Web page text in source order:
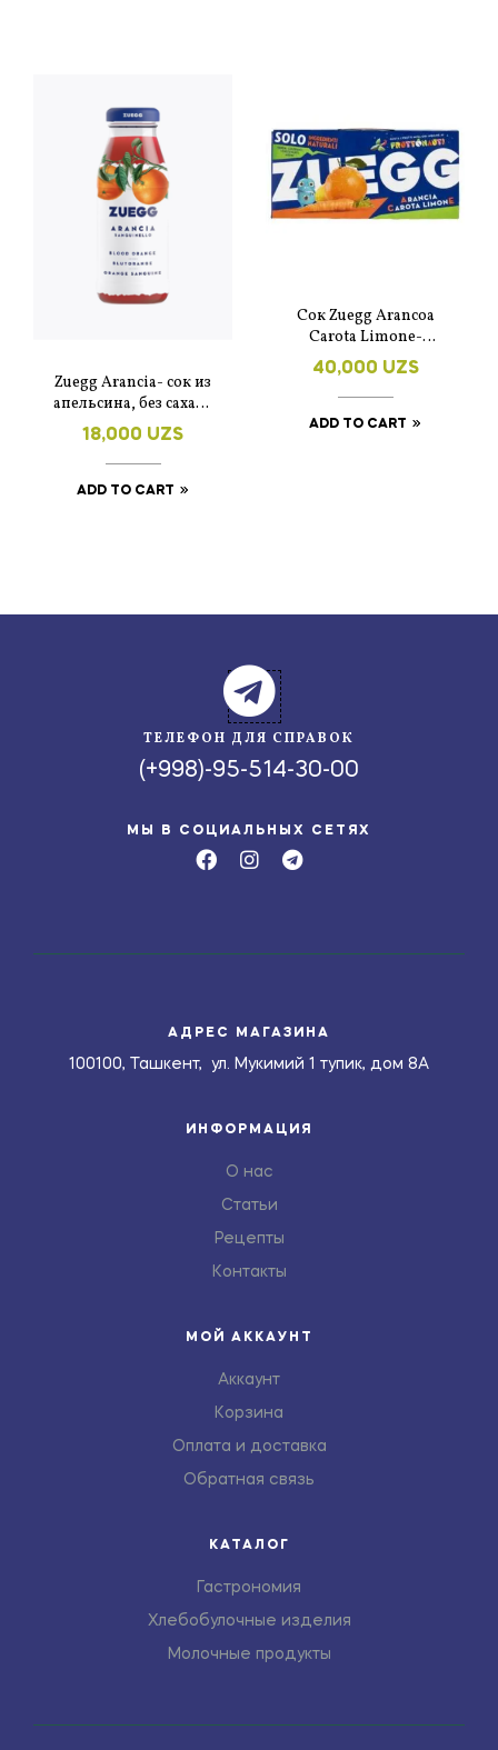
Zuegg Arancia- сок из
апельсина, без сахара
200мл
18,000 UZS
ADD TO CART
Сок Zuegg Arancoa
Carota Limone-
дедский со вкусом
лимона, апельсина,
моркови без сахара
3×200мл
40,000 UZS
ADD TO CART
ТЕЛЕФОН ДЛЯ СПРАВОК
(+998)-95-514-30-00
МЫ В СОЦИАЛЬНЫХ СЕТЯХ
АДРЕС МАГАЗИНА
100100, Ташкент, ул. Мукимий 1 тупик, дом 8А
ИНФОРМАЦИЯ
О нас
Статьи
Рецепты
Контакты
МОЙ АККАУНТ
Аккаунт
Корзина
Оплата и доставка
Обратная связь
КАТАЛОГ
Гастрономия
Хлебобулочные изделия
Молочные продукты